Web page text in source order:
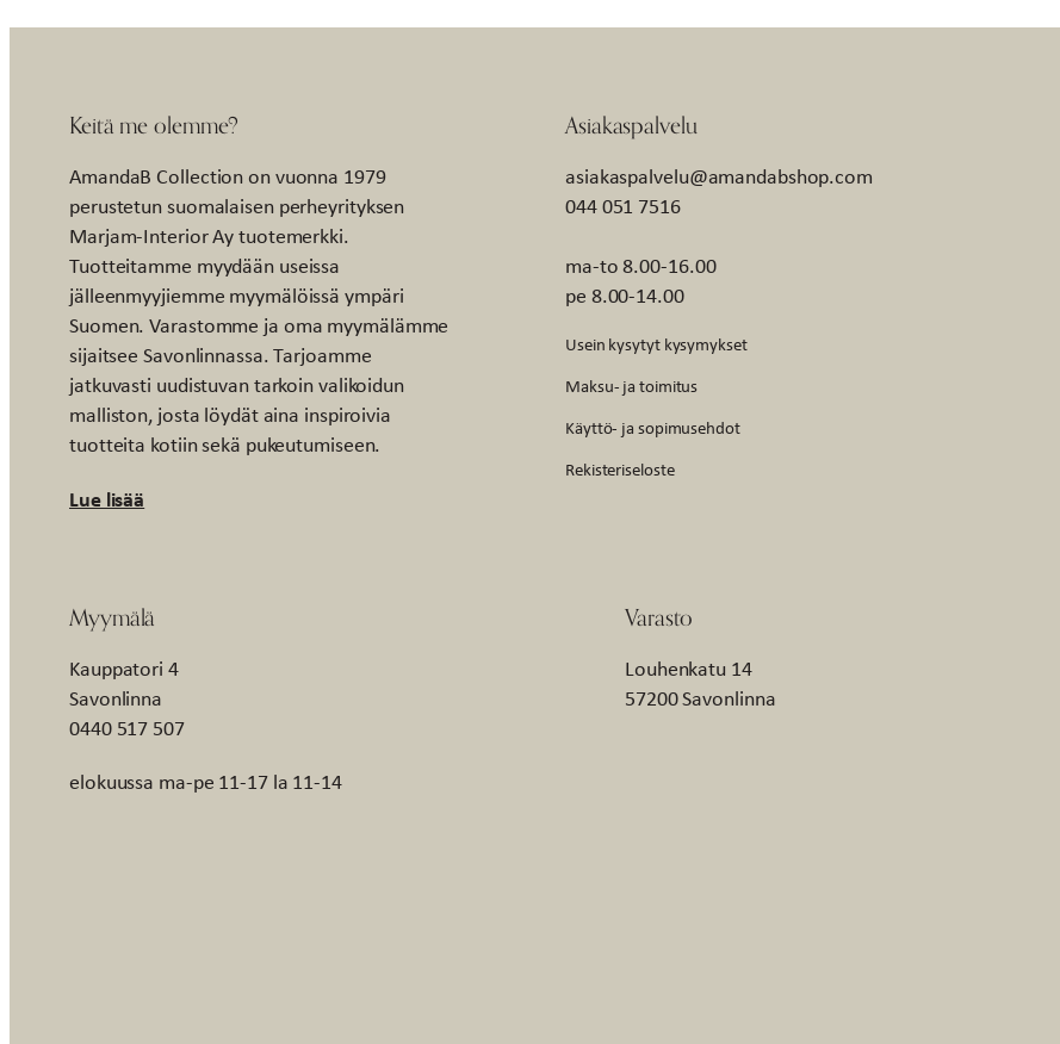
Keitä me olemme?
AmandaB Collection on vuonna 1979
perustetun suomalaisen perheyrityksen
Marjam-Interior Ay tuotemerkki.
Tuotteitamme myydään useissa
jälleenmyyjiemme myymälöissä ympäri
Suomen. Varastomme ja oma myymälämme
sijaitsee Savonlinnassa. Tarjoamme
jatkuvasti uudistuvan tarkoin valikoidun
malliston, josta löydät aina inspiroivia
tuotteita kotiin sekä pukeutumiseen.
Lue lisää
Asiakaspalvelu
asiakaspalvelu@amandabshop.com
044 051 7516
ma-to 8.00-16.00
pe 8.00-14.00
Usein kysytyt kysymykset
Maksu- ja toimitus
Käyttö- ja sopimusehdot
Rekisteriseloste
Myymälä
Kauppatori 4
Savonlinna
0440 517 507
elokuussa ma-pe 11-17 la 11-14
Varasto
Louhenkatu 14
57200 Savonlinna